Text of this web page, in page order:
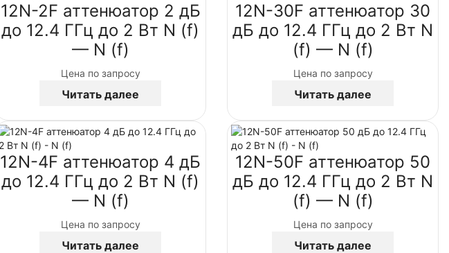
12N-2F аттенюатор 2 дБ
до 12.4 ГГц до 2 Вт N (f)
— N (f)
Цена по запросу
Читать далее
12N-30F аттенюатор 30
дБ до 12.4 ГГц до 2 Вт N
(f) — N (f)
Цена по запросу
Читать далее
12N-4F аттенюатор 4 дБ
до 12.4 ГГц до 2 Вт N (f)
— N (f)
Цена по запросу
Читать далее
12N-50F аттенюатор 50
дБ до 12.4 ГГц до 2 Вт N
(f) — N (f)
Цена по запросу
Читать далее